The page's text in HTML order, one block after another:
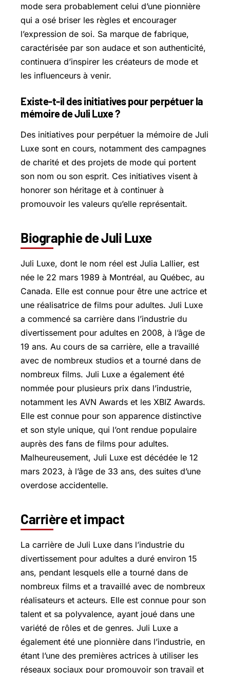
mode sera probablement celui d’une pionnière
qui a osé briser les règles et encourager
l’expression de soi. Sa marque de fabrique,
caractérisée par son audace et son authenticité,
continuera d’inspirer les créateurs de mode et
les influenceurs à venir.
Existe-t-il des initiatives pour perpétuer la
mémoire de Juli Luxe ?
Des initiatives pour perpétuer la mémoire de Juli
Luxe sont en cours, notamment des campagnes
de charité et des projets de mode qui portent
son nom ou son esprit. Ces initiatives visent à
honorer son héritage et à continuer à
promouvoir les valeurs qu’elle représentait.
Biographie de Juli Luxe
Juli Luxe, dont le nom réel est Julia Lallier, est
née le 22 mars 1989 à Montréal, au Québec, au
Canada. Elle est connue pour être une actrice et
une réalisatrice de films pour adultes. Juli Luxe
a commencé sa carrière dans l’industrie du
divertissement pour adultes en 2008, à l’âge de
19 ans. Au cours de sa carrière, elle a travaillé
avec de nombreux studios et a tourné dans de
nombreux films. Juli Luxe a également été
nommée pour plusieurs prix dans l’industrie,
notamment les AVN Awards et les XBIZ Awards.
Elle est connue pour son apparence distinctive
et son style unique, qui l’ont rendue populaire
auprès des fans de films pour adultes.
Malheureusement, Juli Luxe est décédée le 12
mars 2023, à l’âge de 33 ans, des suites d’une
overdose accidentelle.
Carrière et impact
La carrière de Juli Luxe dans l’industrie du
divertissement pour adultes a duré environ 15
ans, pendant lesquels elle a tourné dans de
nombreux films et a travaillé avec de nombreux
réalisateurs et acteurs. Elle est connue pour son
talent et sa polyvalence, ayant joué dans une
variété de rôles et de genres. Juli Luxe a
également été une pionnière dans l’industrie, en
étant l’une des premières actrices à utiliser les
réseaux sociaux pour promouvoir son travail et